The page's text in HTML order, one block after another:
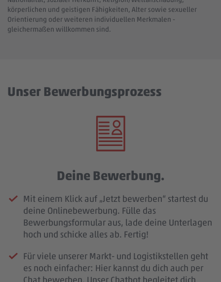
körperlichen und geistigen Fähigkeiten, Alter sowie sexueller
Orientierung oder weiteren individuellen Merkmalen -
gleichermaßen willkommen sind.
Unser Bewerbungsprozess
Deine Bewerbung.
Mit einem Klick auf „Jetzt bewerben“ startest du
deine Onlinebewerbung. Fülle das
Bewerbungsformular aus, lade deine Unterlagen
hoch und schicke alles ab. Fertig!
Für viele unserer Markt- und Logistikstellen geht
es noch einfacher: Hier kannst du dich auch per